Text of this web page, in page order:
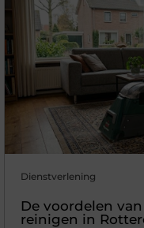
Dienstverlening
De voordelen
reinigen in